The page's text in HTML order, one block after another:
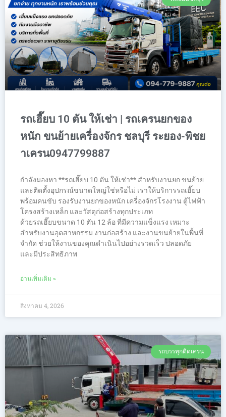
รถเฮี๊ยบ 10 ตัน ให้เช่า | รถเครนยกของ
หนัก ขนย้ายเครื่องจักร ชลบุรี ระยอง-พิชย
าเครน0947799887
กำลังมองหา **รถเฮี๊ยบ 10 ตัน ให้เช่า** สำหรับงานยก ขนย้าย
และติดตั้งอุปกรณ์ขนาดใหญ่ใช่หรือไม่ เราให้บริการรถเฮี๊ยบ
พร้อมคนขับ รองรับงานยกของหนัก เครื่องจักรโรงงาน ตู้ไฟฟ้า
โครงสร้างเหล็ก และวัสดุก่อสร้างทุกประเภท
ด้วยรถเฮี๊ยบขนาด 10 ตัน 12 ล้อ ที่มีความแข็งแรง เหมาะ
สำหรับงานอุตสาหกรรม งานก่อสร้าง และงานขนย้ายในพื้นที่
จำกัด ช่วยให้งานของคุณดำเนินไปอย่างรวดเร็ว ปลอดภัย
และมีประสิทธิภาพ
อ่านเพิ่มเติม »
สิงหาคม 4, 2026
รถบรรทุกติดเครน